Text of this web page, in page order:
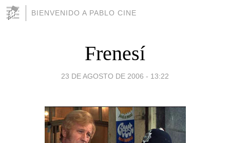
BIENVENIDO A PABLO CINE
Frenesí
23 DE AGOSTO DE 2006 - 13:22